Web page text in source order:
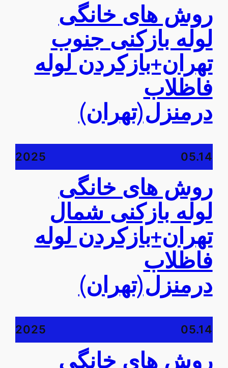
روش های خانگی
لوله بازکنی جنوب
تهران+بازکردن لوله
فاظلاب
درمنزل(تهران)
05.14
2025
روش های خانگی
لوله بازکنی شمال
تهران+بازکردن لوله
فاظلاب
درمنزل(تهران)
05.14
2025
روش های خانگی